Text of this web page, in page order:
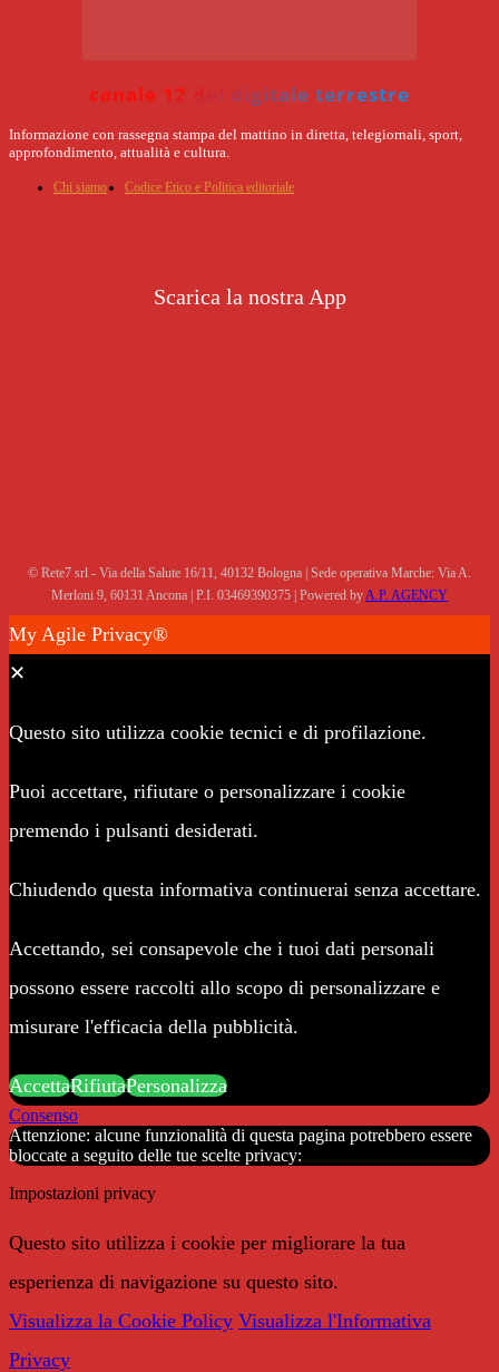
canale 12 del digitale terrestre
Informazione con rassegna stampa del mattino in diretta, telegiornali, sport,
approfondimento, attualità e cultura.
Chi siamo Codice Etico e Politica editoriale
Scarica la nostra App
© Rete7 srl - Via della Salute 16/11, 40132 Bologna | Sede operativa Marche: Via A.
Merloni 9, 60131 Ancona | P.I. 03469390375 | Powered by A.P. AGENCY
My Agile Privacy®
✕
Questo sito utilizza cookie tecnici e di profilazione.
Puoi accettare, rifiutare o personalizzare i cookie
premendo i pulsanti desiderati.
Chiudendo questa informativa continuerai senza accettare.
Accettando, sei consapevole che i tuoi dati personali
possono essere raccolti allo scopo di personalizzare e
misurare l'efficacia della pubblicità.
AccettaRifiutaPersonalizza
Consenso
Attenzione: alcune funzionalità di questa pagina potrebbero essere
bloccate a seguito delle tue scelte privacy:
Impostazioni privacy
Questo sito utilizza i cookie per migliorare la tua
esperienza di navigazione su questo sito.
Visualizza la Cookie Policy Visualizza l'Informativa
Privacy